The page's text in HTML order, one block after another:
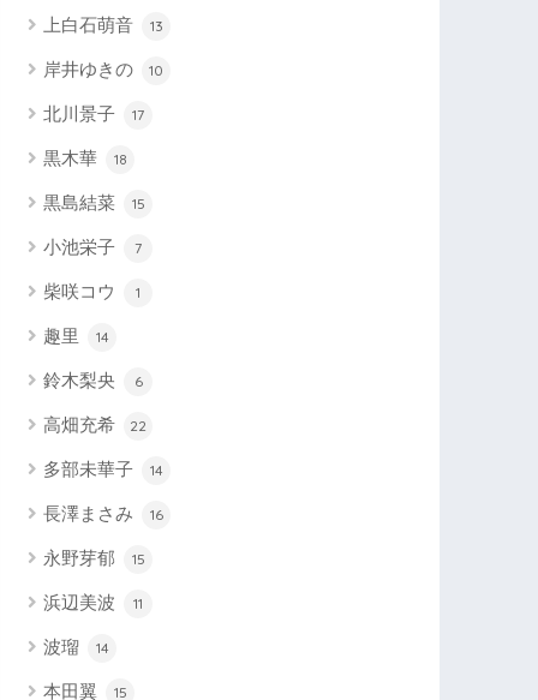
上白石萌音 13
岸井ゆきの 10
北川景子 17
黒木華 18
黒島結菜 15
小池栄子 7
柴咲コウ 1
趣里 14
鈴木梨央 6
高畑充希 22
多部未華子 14
長澤まさみ 16
永野芽郁 15
浜辺美波 11
波瑠 14
本田翼 15